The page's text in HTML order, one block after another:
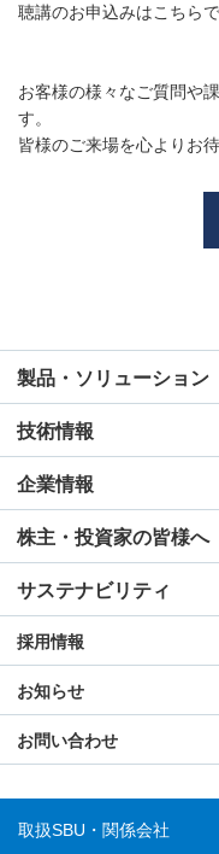
聴講のお申込みはこちら
お客様の様々なご質問や
す。
皆様のご来場を心よりお
製品・ソリューション
技術情報
企業情報
株主・投資家の皆様へ
サステナビリティ
採用情報
お知らせ
お問い合わせ
取扱SBU・関係会社